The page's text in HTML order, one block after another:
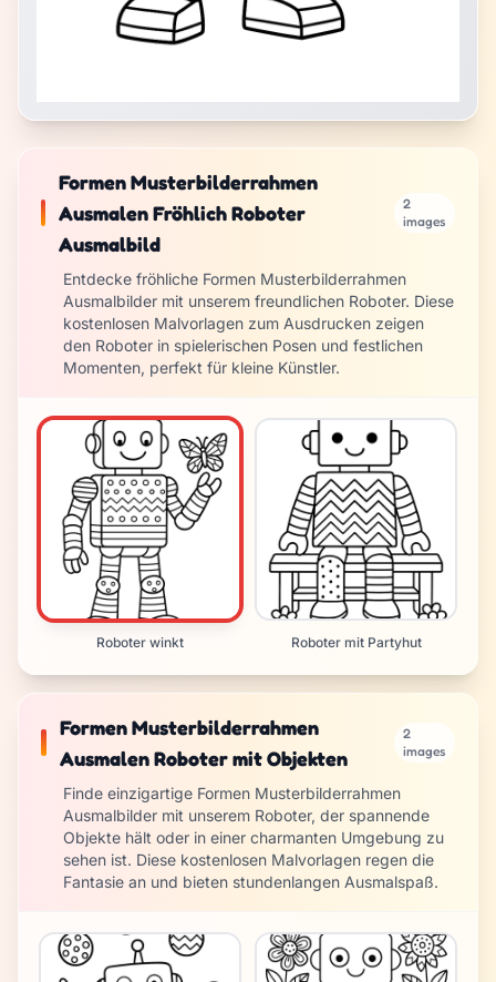
Formen Musterbilderrahmen
Ausmalen Fröhlich Roboter
Ausmalbild
2
images
Entdecke fröhliche Formen Musterbilderrahmen
Ausmalbilder mit unserem freundlichen Roboter. Diese
kostenlosen Malvorlagen zum Ausdrucken zeigen
den Roboter in spielerischen Posen und festlichen
Momenten, perfekt für kleine Künstler.
Roboter winkt Roboter mit Partyhut
Formen Musterbilderrahmen
Ausmalen Roboter mit Objekten
2
images
Finde einzigartige Formen Musterbilderrahmen
Ausmalbilder mit unserem Roboter, der spannende
Objekte hält oder in einer charmanten Umgebung zu
sehen ist. Diese kostenlosen Malvorlagen regen die
Fantasie an und bieten stundenlangen Ausmalspaß.